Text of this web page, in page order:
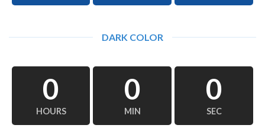
DARK COLOR
0
HOURS
0
MIN
0
SEC